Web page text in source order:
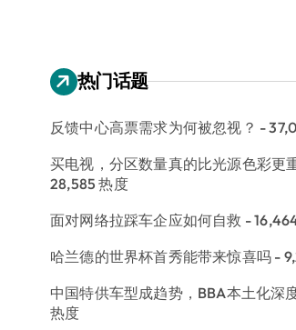
热门话题
反馈中心高票需求为何被忽视？ -
买电视，分区数量真的比光源色彩更
28,585 热度
面对网络拉踩车企应如何自救 -
哈兰德的世界杯首秀能带来惊喜吗 -
中国特供车型成趋势，BBA本土化深
热度